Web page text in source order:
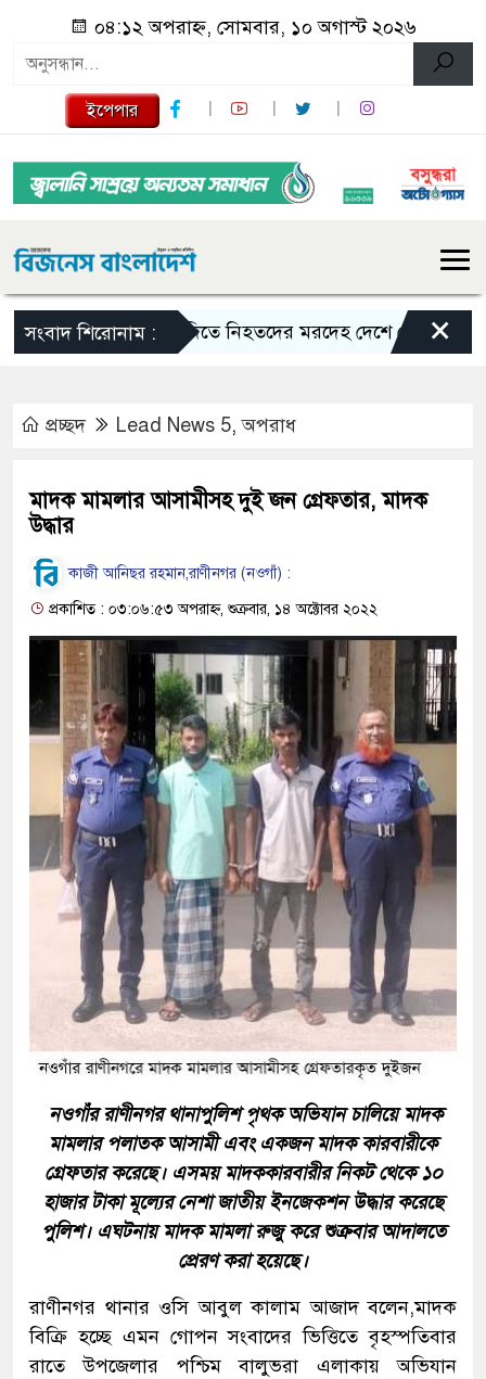
০৪:১২ অপরাহ্ন, সোমবার, ১০ অগাস্ট ২০২৬
ইপেপার
সংবাদ শিরোনাম :সৌদিতে নিহতদের মরদেহ দেশে ফেরাতে ব্যবস্থা
×
প্রচ্ছদ Lead News 5,অপরাধ
মাদক মামলার আসামীসহ দুই জন গ্রেফতার, মাদক
উদ্ধার
কাজী আনিছর রহমান,রাণীনগর (নওগাঁ) :
প্রকাশিত : ০৩:০৬:৫৩ অপরাহ্ন, শুক্রবার, ১৪ অক্টোবর ২০২২
নওগাঁর রাণীনগর থানাপুলিশ পৃথক অভিযান চালিয়ে মাদক
মামলার পলাতক আসামী এবং একজন মাদক কারবারীকে
গ্রেফতার করেছে। এসময় মাদককারবারীর নিকট থেকে ১০
হাজার টাকা মূল্যের নেশা জাতীয় ইনজেকশন উদ্ধার করেছে
পুলিশ। এঘটনায় মাদক মামলা রুজু করে শুক্রবার আদালতে
প্রেরণ করা হয়েছে।
রাণীনগর থানার ওসি আবুল কালাম আজাদ বলেন,মাদক
বিক্রি হচ্ছে এমন গোপন সংবাদের ভিত্তিতে বৃহস্পতিবার
রাতে উপজেলার পশ্চিম বালুভরা এলাকায় অভিযান